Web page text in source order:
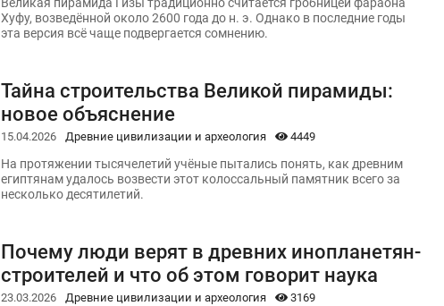
Хуфу, возведённой около 2600 года до н. э. Однако в последние годы
эта версия всё чаще подвергается сомнению.
Тайна строительства Великой пирамиды:
новое объяснение
15.04.2026 Древние цивилизации и археология 4449
На протяжении тысячелетий учёные пытались понять, как древним
египтянам удалось возвести этот колоссальный памятник всего за
несколько десятилетий.
Почему люди верят в древних инопланетян-
строителей и что об этом говорит наука
23.03.2026 Древние цивилизации и археология 3169